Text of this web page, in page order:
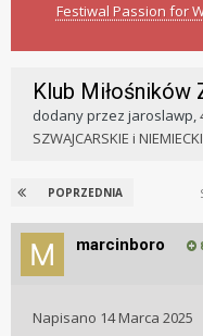
Festiwal Passion for
Klub Miłośników
dodany przez jaroslawp,
SZWAJCARSKIE i
POPRZEDNIA
marcinboro
Napisano 14 Marca 2025